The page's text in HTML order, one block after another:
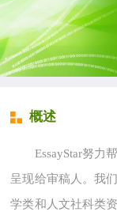
概述
EssayStar努力
呈现给审稿人。我
学类和人文社科类